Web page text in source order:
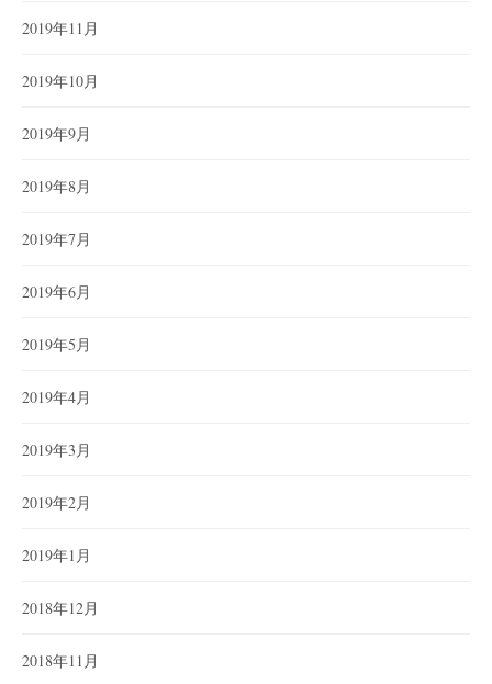
2019年11月
2019年10月
2019年9月
2019年8月
2019年7月
2019年6月
2019年5月
2019年4月
2019年3月
2019年2月
2019年1月
2018年12月
2018年11月